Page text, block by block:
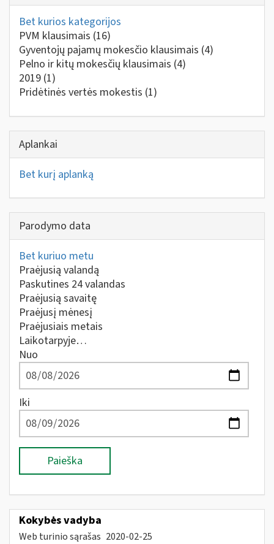
Bet kurios kategorijos
PVM klausimais (16)
Gyventojų pajamų mokesčio klausimais (4)
Pelno ir kitų mokesčių klausimais (4)
2019 (1)
Pridėtinės vertės mokestis (1)
Aplankai
Bet kurį aplanką
Parodymo data
Bet kuriuo metu
Praėjusią valandą
Paskutines 24 valandas
Praėjusią savaitę
Praėjusį mėnesį
Praėjusiais metais
Laikotarpyje…
Nuo
Iki
Paieška
Kokybės vadyba
Web turinio sąrašas 2020-02-25